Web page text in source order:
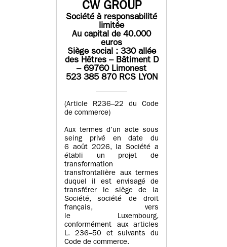
CW GROUP
Société à responsabilité
limitée
Au capital de 40.000
euros
Siège social : 330 allée
des Hêtres – Bâtiment D
– 69760 Limonest
523 385 870 RCS LYON
(Article R236–22 du Code
de commerce)
Aux termes d’un acte sous
seing privé en date du
6 août 2026, la Société a
établi un projet de
transformation
transfrontalière aux termes
duquel il est envisagé de
transférer le siège de la
Société, société de droit
français, vers
le Luxembourg,
conformément aux articles
L. 236–50 et suivants du
Code de commerce.